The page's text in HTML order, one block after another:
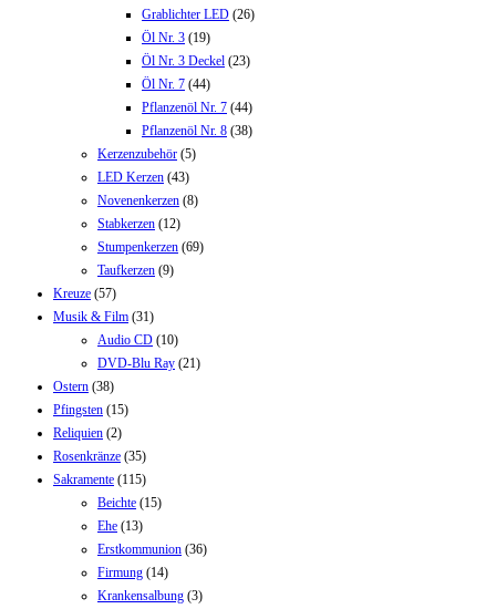
Grablichter LED (26)
Öl Nr. 3 (19)
Öl Nr. 3 Deckel (23)
Öl Nr. 7 (44)
Pflanzenöl Nr. 7 (44)
Pflanzenöl Nr. 8 (38)
Kerzenzubehör (5)
LED Kerzen (43)
Novenenkerzen (8)
Stabkerzen (12)
Stumpenkerzen (69)
Taufkerzen (9)
Kreuze (57)
Musik & Film (31)
Audio CD (10)
DVD-Blu Ray (21)
Ostern (38)
Pfingsten (15)
Reliquien (2)
Rosenkränze (35)
Sakramente (115)
Beichte (15)
Ehe (13)
Erstkommunion (36)
Firmung (14)
Krankensalbung (3)